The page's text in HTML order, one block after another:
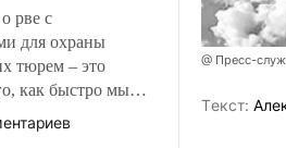
рве с
для охраны
тюрем – это
как быстро мы
пути
изменений.
@ Пресс-
Tекст: